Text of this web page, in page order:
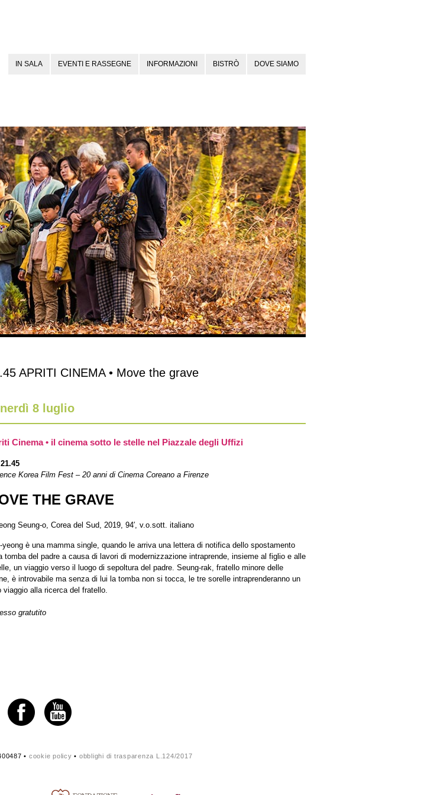
IN SALA EVENTI E RASSEGNE INFORMAZIONI BISTRÒ DOVE SIAMO
APRITI CINEMA • Move the grave
8 luglio
Cinema • il cinema sotto le stelle nel Piazzale degli Uffizi
Korea Film Fest – 20 anni di Cinema Coreano a Firenze
THE GRAVE
Seung-o, Corea del Sud, 2019, 94′, v.o.sott. italiano
yeong è una mamma single, quando le arriva una lettera di notifica dello spostamento
tomba del padre a causa di lavori di modernizzazione intraprende, insieme al figlio e alle
un viaggio verso il luogo di sepoltura del padre. Seung-rak, fratello minore delle
è introvabile ma senza di lui la tomba non si tocca, le tre sorelle intraprenderanno un
viaggio alla ricerca del fratello.
gratutito
• cookie policy • obblighi di trasparenza L.124/2017